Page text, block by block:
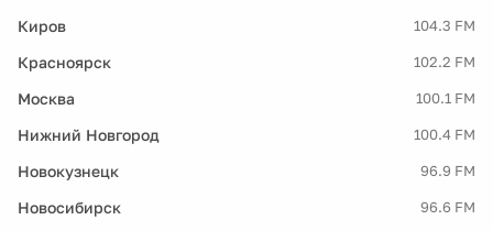
Киров 104.3 FM
Красноярск 102.2 FM
Москва 100.1 FM
Нижний Новгород 100.4 FM
Новокузнецк 96.9 FM
Новосибирск 96.6 FM